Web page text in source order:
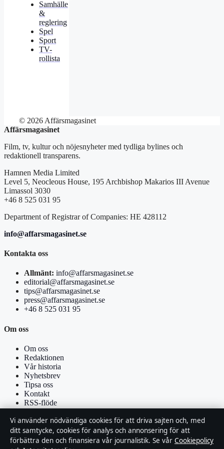
Samhälle
&
reglering
Spel
Sport
TV-
rollista
© 2026 Affärsmagasinet
Affärsmagasinet
Film, tv, kultur och nöjesnyheter med tydliga bylines och
redaktionell transparens.
Hamnen Media Limited
Level 5, Neocleous House, 195 Archbishop Makarios III Avenue
Limassol 3030
+46 8 525 031 95
Department of Registrar of Companies: HE 428112
info@affarsmagasinet.se
Kontakta oss
Allmänt: info@affarsmagasinet.se
editorial@affarsmagasinet.se
tips@affarsmagasinet.se
press@affarsmagasinet.se
+46 8 525 031 95
Om oss
Om oss
Redaktionen
Vår historia
Nyhetsbrev
Tipsa oss
Kontakt
RSS-flöde
Förtroende & standarder
Källor & standarder
Vi använder nödvändiga cookies för att driva sajten och, med
ditt samtycke, cookies för analys och annonsering för att
förbättra den och finansiera vår journalistik. Se vår Cookiepolicy